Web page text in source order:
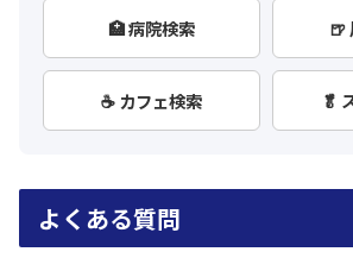
🏥 病院検索 🍺
☕ カフェ検索 🥬
よくある質問